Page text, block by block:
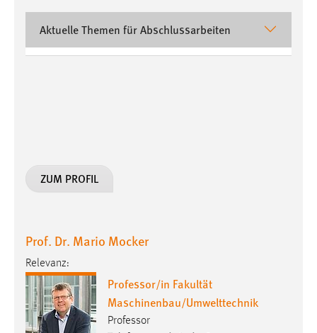
Aktuelle Themen für Abschlussarbeiten
ZUM PROFIL
Prof. Dr. Mario Mocker
Relevanz:
Professor/in Fakultät
Maschinenbau/Umwelttechnik
Professor